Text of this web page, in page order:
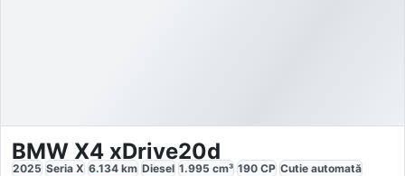
BMW X4 xDrive20d
2025 Seria X 6.134 km Diesel 1.995 cm³ 190 CP Cutie automată